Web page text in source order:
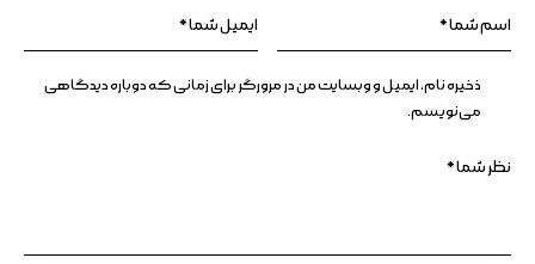
ذخیره نام، ایمیل و وبسایت من در مرورگر برای زمانی که دوباره دیدگاهی
می‌نویسم.